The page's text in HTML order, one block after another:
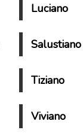
Luciano
Salustiano
Tiziano
Viviano